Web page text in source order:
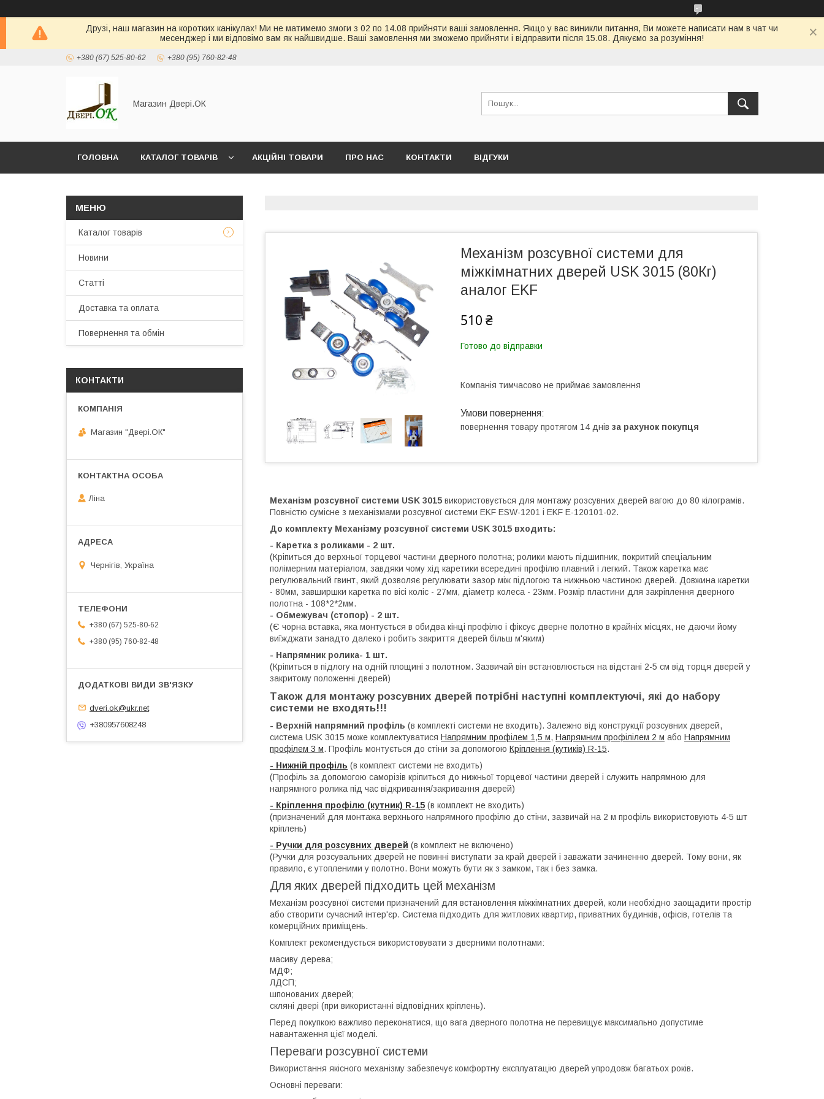
Друзі, наш магазин на коротких канікулах! Ми не матимемо змоги з 02 по 14.08 прийняти ваші замовлення. Якщо у вас виникли питання, Ви можете написати нам в чат чи
месенджер і ми відповімо вам як найшвидше. Ваші замовлення ми зможемо прийняти і відправити після 15.08. Дякуємо за розуміння!
+380 (67) 525-80-62 +380 (95) 760-82-48
Магазин Двері.ОК
ГОЛОВНА КАТАЛОГ ТОВАРІВ АКЦІЙНІ ТОВАРИ ПРО НАС КОНТАКТИ ВІДГУКИ
Механізм розсувної системи для
міжкімнатних дверей USK 3015 (80Кг)
аналог EKF
510 ₴
Готово до відправки
Компанія тимчасово не приймає замовлення
повернення товару протягом 14 днів за рахунок покупця
Механізм розсувної системи USK 3015 використовується для монтажу розсувних дверей вагою до 80 кілограмів.
Повністю сумісне з механізмами розсувної системи EKF ESW-1201 і EKF E-120101-02.
До комплекту Механізму розсувної системи USK 3015 входить:
- Каретка з роликами - 2 шт.
(Кріпиться до верхньої торцевої частини дверного полотна; ролики мають підшипник, покритий спеціальним
полімерним матеріалом, завдяки чому хід каретики всередині профілю плавний і легкий. Також каретка має
регулювальний гвинт, який дозволяє регулювати зазор між підлогою та нижньою частиною дверей. Довжина каретки
- 80мм, завширшки каретка по вісі коліс - 27мм, діаметр колеса - 23мм. Розмір пластини для закріплення дверного
полотна - 108*2*2мм.
- Обмежувач (стопор) - 2 шт.
(Є чорна вставка, яка монтується в обидва кінці профілю і фіксує дверне полотно в крайніх місцях, не даючи йому
виїжджати занадто далеко і робить закриття дверей більш м'яким)
- Напрямник ролика- 1 шт.
(Кріпиться в підлогу на одній площині з полотном. Зазвичай він встановлюється на відстані 2-5 см від торця дверей у
закритому положенні дверей)
Також для монтажу розсувних дверей потрібні наступні комплектуючі, які до набору
системи не входять!!!
- Верхній напрямний профіль (в комплекті системи не входить). Залежно від конструкції розсувних дверей,
система USK 3015 може комплектуватися Напрямним профілем 1,5 м, Напрямним профілілем 2 м або Напрямним
профілем 3 м. Профіль монтується до стіни за допомогою Кріплення (кутиків) R-15.
- Нижній профіль (в комплект системи не входить)
(Профіль за допомогою саморізів кріпиться до нижньої торцевої частини дверей і служить напрямною для
напрямного ролика під час відкривання/закривання дверей)
- Кріплення профілю (кутник) R-15 (в комплект не входить)
(призначений для монтажа верхнього напрямного профілю до стіни, зазвичай на 2 м профіль використовують 4-5 шт
кріплень)
- Ручки для розсувних дверей (в комплект не включено)
(Ручки для розсувальних дверей не повинні виступати за край дверей і заважати зачиненню дверей. Тому вони, як
правило, є утопленими у полотно. Вони можуть бути як з замком, так і без замка.
Для яких дверей підходить цей механізм
Механізм розсувної системи призначений для встановлення міжкімнатних дверей, коли необхідно заощадити простір
або створити сучасний інтер'єр. Система підходить для житлових квартир, приватних будинків, офісів, готелів та
комерційних приміщень.
Комплект рекомендується використовувати з дверними полотнами:
масиву дерева;
МДФ;
ЛДСП;
шпонованих дверей;
скляні двері (при використанні відповідних кріплень).
Перед покупкою важливо переконатися, що вага дверного полотна не перевищує максимально допустиме
навантаження цієї моделі.
Переваги розсувної системи
Використання якісного механізму забезпечує комфортну експлуатацію дверей упродовж багатьох років.
Основні переваги:
Каталог товарів
Новини
Статті
Доставка та оплата
Повернення та обмін
КОНТАКТИ
Магазин "Двері.ОК"
Ліна
Чернігів, Україна
+380 (67) 525-80-62
+380 (95) 760-82-48
dveri.ok@ukr.net
+380957608248